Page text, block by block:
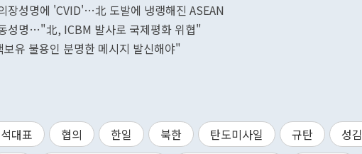
장성명에 'CVID'…北 도발에 냉랭해진 ASEAN
성명…"北, ICBM 발사로 국제평화 위협"
유 불용인 분명한 메시지 발신해야"
대표 협의 한일 북한 탄도미사일 규탄
성김